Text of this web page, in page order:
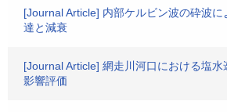
[Journal Article] 内部ケルビン波の砕波に
達と減衰
[Journal Article] 網走川河口における塩
影響評価